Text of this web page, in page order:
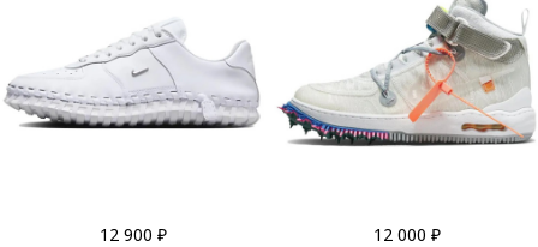
12 900 ₽
12 000 ₽